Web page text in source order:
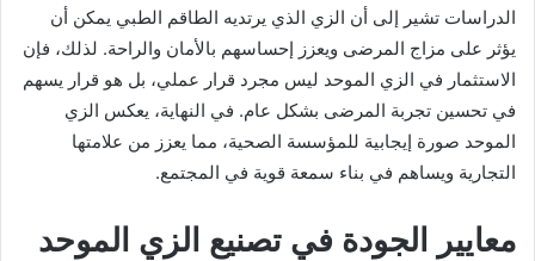
الدراسات تشير إلى أن الزي الذي يرتديه الطاقم الطبي يمكن أن
يؤثر على مزاج المرضى ويعزز إحساسهم بالأمان والراحة. لذلك، فإن
الاستثمار في الزي الموحد ليس مجرد قرار عملي، بل هو قرار يسهم
في تحسين تجربة المرضى بشكل عام. في النهاية، يعكس الزي
الموحد صورة إيجابية للمؤسسة الصحية، مما يعزز من علامتها
التجارية ويساهم في بناء سمعة قوية في المجتمع.
معايير الجودة في تصنيع الزي الموحد